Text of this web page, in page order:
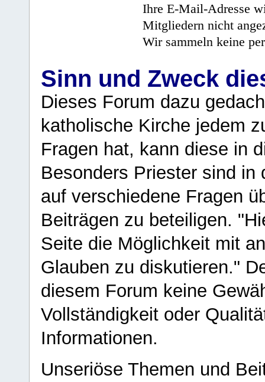
Ihre E-Mail-Adresse
Mitgliedern nicht
Wir sammeln keine
Sinn und Zweck
Dieses Forum dazu
katholische Kirche jedem
Fragen hat, kann diese in
Besonders Priester sind in
auf verschiedene Fragen
Beiträgen zu beteiligen.
Seite die Möglichkeit mit
Glauben zu diskutieren."
diesem Forum keine
Vollständigkeit oder
Informationen.
Unseriöse Themen und